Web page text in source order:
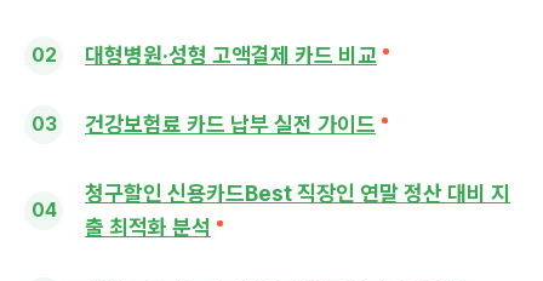
대형병원·성형 고액결제 카드 비교
건강보험료 카드 납부 실전 가이드
청구할인 신용카드Best 직장인 연말 정산 대비 지
출 최적화 분석